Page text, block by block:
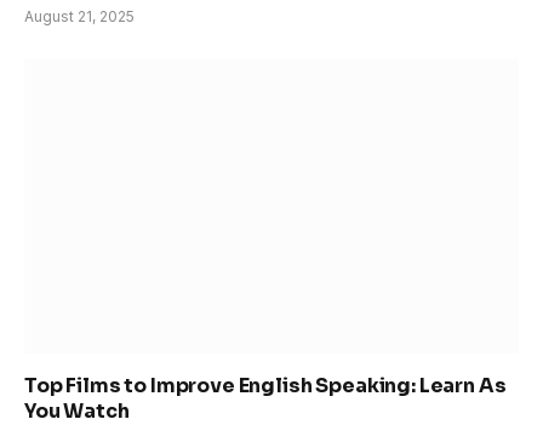
August 21, 2025
Top Films to Improve English Speaking: Learn As
You Watch